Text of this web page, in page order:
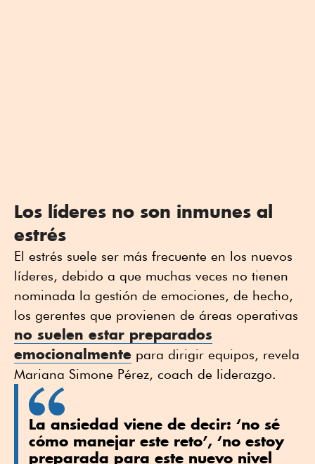
Los líderes no son inmunes al
estrés
El estrés suele ser más frecuente en los nuevos
líderes, debido a que muchas veces no tienen
nominada la gestión de emociones, de hecho,
los gerentes que provienen de áreas operativas
no suelen estar preparados
emocionalmente para dirigir equipos, revela
Mariana Simone Pérez, coach de liderazgo.
La ansiedad viene de decir: ‘no sé
cómo manejar este reto’, ‘no estoy
preparada para este nuevo nivel